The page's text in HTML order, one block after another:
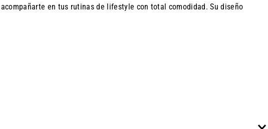
en tus rutinas de lifestyle con total comodidad. Su diseño